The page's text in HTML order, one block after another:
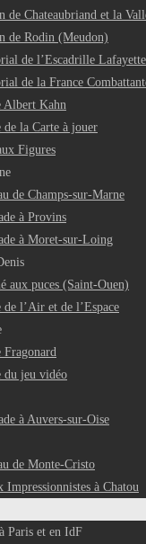
de Chateaubriand et la
de Rodin (Meudon)
de l’Escadrille Lafayette
de la France
Albert Kahn
de la Carte à jouer
Figures
de Champs-sur-Marne
à Provins
à Moret-sur-Loing
aux puces (Saint-Ouen)
de l’Air et de l’Espace
Fragonard
du jeu vidéo
à Auvers-sur-Oise
de Monte-Cristo
Impressionnistes à Chatou
Paris et en IdF